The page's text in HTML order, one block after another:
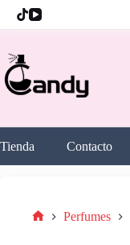
Saltar
Tienda Contacto
Perfumes